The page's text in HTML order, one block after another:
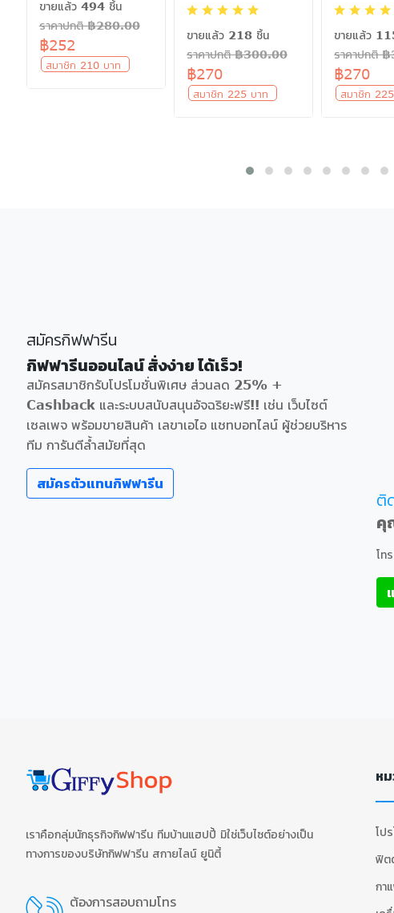
ขายแล้ว 494 ชิ้น
ราคาปกติ ฿280.00
฿252
สมาชิก 210 บาท
ขายแล้ว 218 ชิ้น
ราคาปกติ ฿300.00
฿270
สมาชิก 225 บาท
ขายแล้ว
ราคาปกติ
฿270
สมาชิก
สมัครกิฟฟารีน
กิฟฟารีนออนไลน์ สั่งง่าย ได้เร็ว!
สมัครสมาชิกรับโปรโมชั่นพิเศษ ส่วนลด 25% +
Cashback และระบบสนับสนุนอัจฉริยะฟรี!! เช่น เว็บไซต์
เซลเพจ พร้อมขายสินค้า เลขาเอไอ แชทบอทไลน์ ผู้ช่วยบริหาร
ทีม การันตีล้ำสมัยที่สุด
สมัครตัวแทนกิฟฟารีน
ติ
คุ
โท
เราคือกลุ่มนักธุรกิจกิฟฟารีน ทีมบ้านแฮปปี้ มิใช่เว็บไซต์อย่างเป็น
ทางการของบริษัทกิฟฟารีน สกายไลน์ ยูนิตี้
ต้องการสอบถามโทร
ห
โป
ฟิต
กา